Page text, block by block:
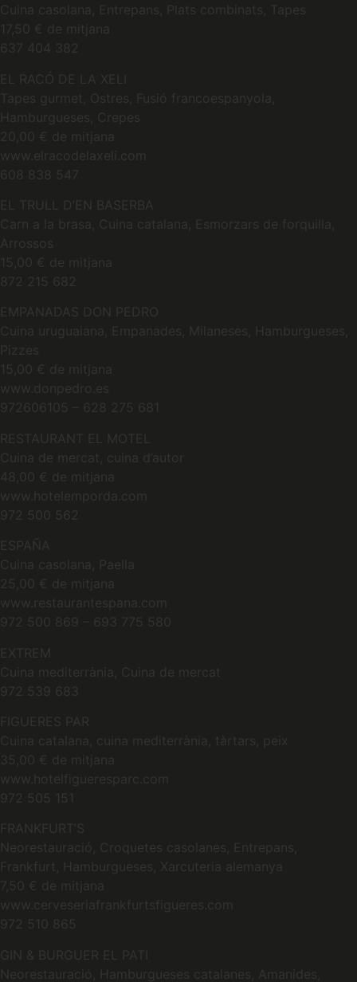
Cuina casolana, Entrepans, Plats combinats, Tapes
17,50 € de mitjana
637 404 382
EL RACÓ DE LA XELI
Tapes gurmet, Ostres, Fusió francoespanyola,
Hamburgueses, Crepes
20,00 € de mitjana
www.elracodelaxeli.com
608 838 547
EL TRULL D’EN BASERBA
Carn a la brasa, Cuina catalana, Esmorzars de forquilla,
Arrossos
15,00 € de mitjana
872 215 682
EMPANADAS DON PEDRO
Cuina uruguaiana, Empanades, Milaneses, Hamburgueses,
Pizzes
15,00 € de mitjana
www.donpedro.es
972606105 – 628 275 681
RESTAURANT EL MOTEL
Cuina de mercat, cuina d’autor
48,00 € de mitjana
www.hotelemporda.com
972 500 562
ESPAÑA
Cuina casolana, Paella
25,00 € de mitjana
www.restaurantespana.com
972 500 869 – 693 775 580
EXTREM
Cuina mediterrània, Cuina de mercat
972 539 683
FIGUERES PAR
Cuina catalana, cuina mediterrània, tàrtars, peix
35,00 € de mitjana
www.hotelfigueresparc.com
972 505 151
FRANKFURT’S
Neorestauració, Croquetes casolanes, Entrepans,
Frankfurt, Hamburgueses, Xarcuteria alemanya
7,50 € de mitjana
www.cerveseriafrankfurtsfigueres.com
972 510 865
GIN & BURGUER EL PATI
Neorestauració, Hamburgueses catalanes, Amanides,